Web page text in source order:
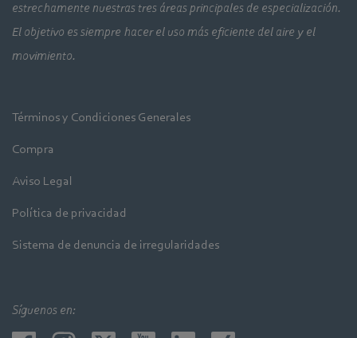
estrechamente nuestras tres áreas principales de especialización.
El objetivo es siempre hacer el uso más eficiente del aire y el
movimiento.
Términos y Condiciones Generales
Compra
Aviso Legal
Política de privacidad
Sistema de denuncia de irregularidades
Síguenos en: